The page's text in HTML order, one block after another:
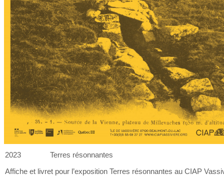
2023
Terres résonnantes
Affiche et livret pour l’exposition Terres résonnantes au CIAP